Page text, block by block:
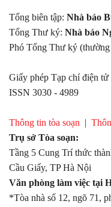
Tổng biên tập: Nhà báo
Tổng Thư ký: Nhà báo
Phó Tổng Thư ký
Giấy phép Tạp chí điện tử
ISSN 3030 - 4989
Thông tin tòa soạn |
Trụ sở Tòa soạn:
Tầng 5 Cung Trí thức
Cầu Giấy, TP Hà Nội
Văn phòng làm việc tại
*Tòa nhà số 12, ngõ 71,